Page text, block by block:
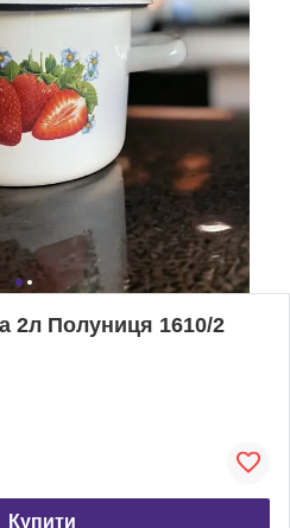
2л Полуниця 1610/2
Купити